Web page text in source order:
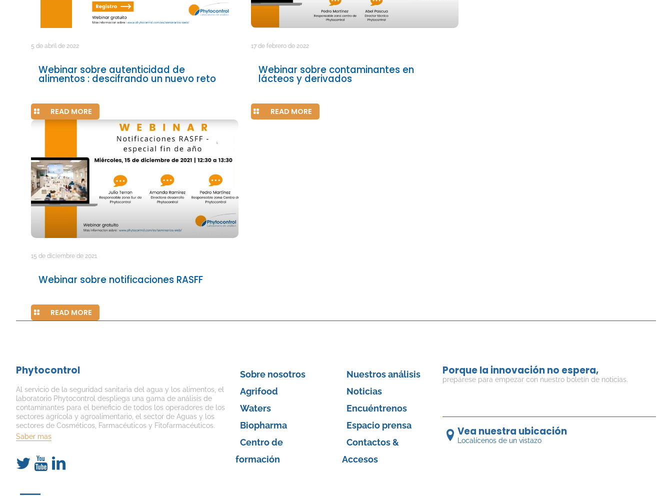
5 de abril de 2022
Webinar sobre autenticidad de
alimentos : descifrando un nuevo reto
READ MORE
17 de febrero de 2022
Webinar sobre contaminantes en
lácteos y derivados
READ MORE
15 de diciembre de 2021
Webinar sobre notificaciones RASFF
READ MORE
Phytocontrol
Al servicio de la seguridad sanitaria del agua y los alimentos, el
laboratorio Phytocontrol despliega una gama de análisis de
contaminantes para el beneficio de todos los operadores de los
sectores agrícola y agroalimentario, el sector de Aguas y los
sectores de Cosméticos, Farmacéuticos y Fitofarmacéuticos.
Saber mas
Sobre nosotros
Agrifood
Waters
Biopharma
Centro de
formación
Nuestros análisis
Noticias
Encuéntrenos
Espacio prensa
Contactos &
Accesos
Porque la innovación no espera,
prepárese para empezar con nuestro boletín de noticias.
Vea nuestra ubicación
Localícenos de un vistazo